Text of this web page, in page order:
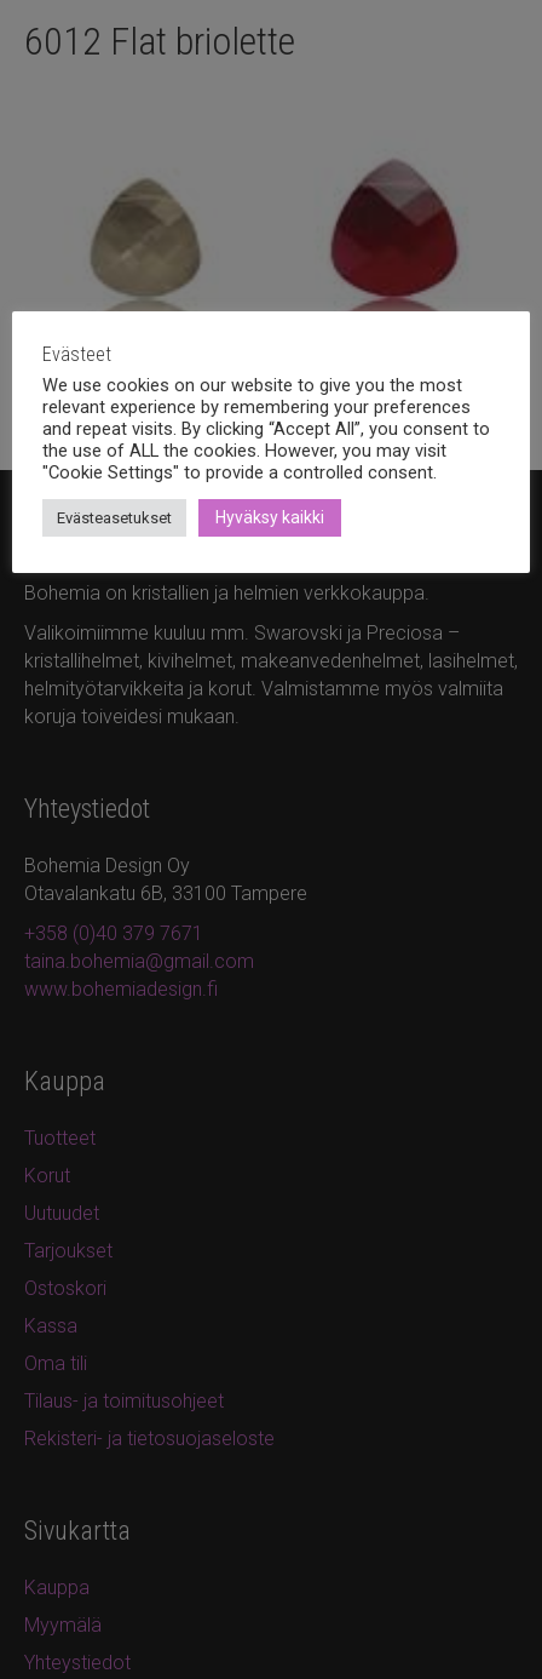
6012 Flat briolette
11x10mm(10) 15x14mm (9)
Bohemia Design Oy
Bohemia on kristallien ja helmien verkkokauppa.
Valikoimiimme kuuluu mm. Swarovski ja Preciosa –
kristallihelmet, kivihelmet, makeanvedenhelmet, lasihelmet,
helmityötarvikkeita ja korut. Valmistamme myös valmiita
koruja toiveidesi mukaan.
Yhteystiedot
Bohemia Design Oy
Otavalankatu 6B, 33100 Tampere
+358 (0)40 379 7671
taina.bohemia@gmail.com
www.bohemiadesign.fi
Kauppa
Tuotteet
Korut
Uutuudet
Tarjoukset
Ostoskori
Kassa
Oma tili
Tilaus- ja toimitusohjeet
Rekisteri- ja tietosuojaseloste
Sivukartta
Kauppa
Myymälä
Yhteystiedot
Evästeet
We use cookies on our website to give you the most
relevant experience by remembering your preferences
and repeat visits. By clicking “Accept All”, you consent to
the use of ALL the cookies. However, you may visit
"Cookie Settings" to provide a controlled consent.
Evästeasetukset Hyväksy kaikki